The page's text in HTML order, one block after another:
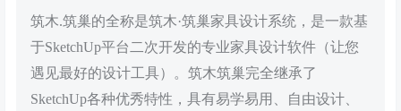
筑木.筑巢的全称是筑木·筑巢家具设计系统，是一款基
于SketchUp平台二次开发的专业家具设计软件（让您
遇见最好的设计工具）。筑木筑巢完全继承了
SketchUp各种优秀特性，具有易学易用、自由设计、